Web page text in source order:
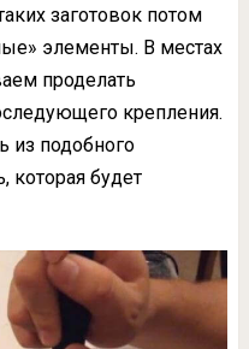
заготовок потом
элементы. В местах
проделать
крепления.
из подобного
которая будет